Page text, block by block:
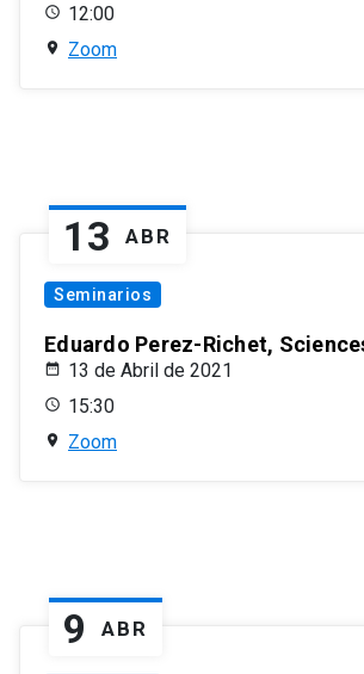
12:00
Zoom
13 ABR
Seminarios
Eduardo Perez-Richet,
13 de Abril de 2021
15:30
Zoom
9 ABR